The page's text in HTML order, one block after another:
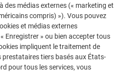
des médias externes (« marketing et
compris) »). Vous pouvez
et médias externes
Enregistrer » ou bien accepter tous
impliquent le traitement de
prestataires tiers basés aux États-
pour tous les services, vous